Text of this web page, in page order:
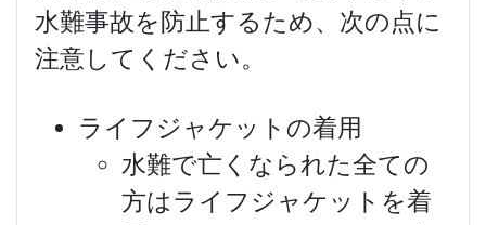
水難事故を防止するため、次の点に
注意してください。
ライフジャケットの着用
水難で亡くなられた全ての
方はライフジャケットを着